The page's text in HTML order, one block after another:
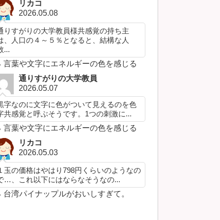
リカコ
2026.05.08
りすがりの大学教員様共感覚の持ち主
、人口の４～５％となると、結構な人
...
言葉や文字にエネルギーの色を感じる
通りすがりの大学教員
2026.05.07
字なのに文字に色がついて見えるのを色
共感覚と呼ぶそうです。1つの刺激に...
言葉や文字にエネルギーの色を感じる
リカコ
2026.05.03
玉の価格はやはり798円くらいのようなの
…、これ以下にはならなそうなの...
台湾パイナップルがおいしすぎて。